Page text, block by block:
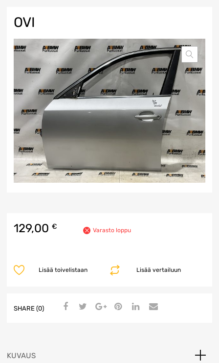
OVI
129,00 € Varasto loppu
Lisää vertailuun
Lisää toivelistaan
SHARE (0)
KUVAUS